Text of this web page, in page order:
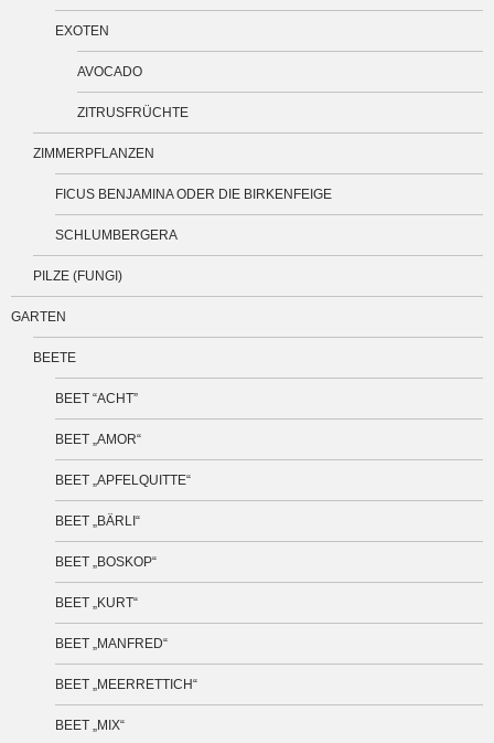
EXOTEN
AVOCADO
ZITRUSFRÜCHTE
ZIMMERPFLANZEN
FICUS BENJAMINA ODER DIE BIRKENFEIGE
SCHLUMBERGERA
PILZE (FUNGI)
GARTEN
BEETE
BEET “ACHT”
BEET „AMOR“
BEET „APFELQUITTE“
BEET „BÄRLI“
BEET „BOSKOP“
BEET „KURT“
BEET „MANFRED“
BEET „MEERRETTICH“
BEET „MIX“